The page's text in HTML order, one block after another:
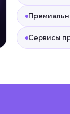
Сервисы